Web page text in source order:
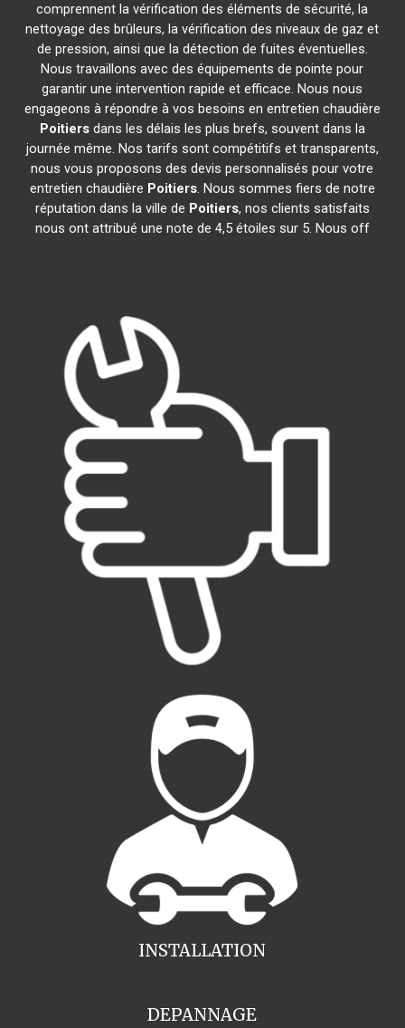
comprennent la vérification des éléments de sécurité, la
nettoyage des brûleurs, la vérification des niveaux de gaz et
de pression, ainsi que la détection de fuites éventuelles.
Nous travaillons avec des équipements de pointe pour
garantir une intervention rapide et efficace. Nous nous
engageons à répondre à vos besoins en entretien chaudière
Poitiersdans les délais les plus brefs, souvent dans la
journée même. Nos tarifs sont compétitifs et transparents,
nous vous proposons des devis personnalisés pour votre
entretien chaudière Poitiers. Nous sommes fiers de notre
réputation dans la ville de Poitiers, nos clients satisfaits
nous ont attribué une note de 4,5 étoiles sur 5. Nous off
INSTALLATION
DEPANNAGE